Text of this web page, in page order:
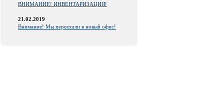
ВНИМАНИЕ! ИНВЕНТАРИЗАЦИЯ!
21.02.2019
Внимание! Мы переехали в новый офис!